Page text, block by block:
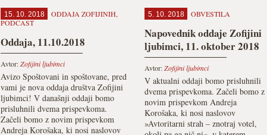
15. 10. 2018 ODDAJA ZOFIJINIH,
PODCAST
Oddaja, 11.10.2018
Avtor:Zofijini ljubimci
Avizo Spoštovani in spoštovane, pred
vami je nova oddaja društva Zofijini
ljubimci! V današnji oddaji bomo
prisluhnili dvema prispevkoma.
Začeli bomo z novim prispevkom
Andreja Korošaka, ki nosi naslovov
5. 10. 2018 OBVESTILA
Napovednik oddaje Zofijini
ljubimci, 11. oktober 2018
Avtor:Zofijini ljubimci
V aktualni oddaji bomo prisluhnili
dvema prispevkoma. Začeli bomo z
novim prispevkom Andreja
Korošaka, ki nosi naslovov
»Avtoritarni strah – znotraj votel,